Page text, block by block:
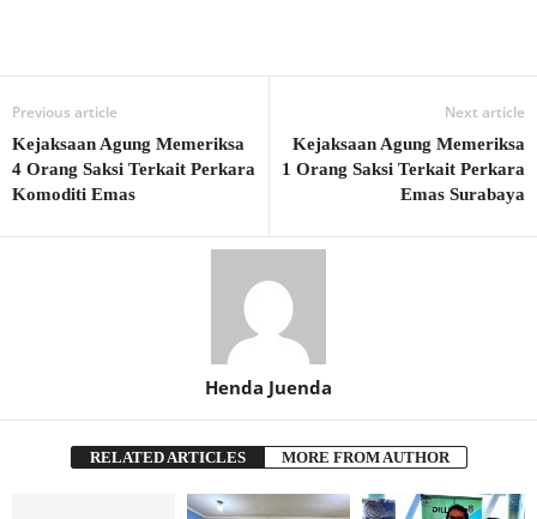
Previous article
Kejaksaan Agung Memeriksa
4 Orang Saksi Terkait Perkara
Komoditi Emas
Next article
Kejaksaan Agung Memeriksa
1 Orang Saksi Terkait Perkara
Emas Surabaya
Henda Juenda
RELATED ARTICLES MORE FROM AUTHOR